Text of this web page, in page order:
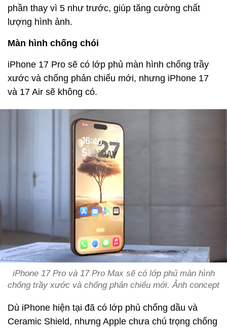
phần thay vì 5 như trước, giúp tăng cường chất
lượng hình ảnh.
Màn hình chống chói
iPhone 17 Pro sẽ có lớp phủ màn hình chống trầy
xước và chống phản chiếu mới, nhưng iPhone 17
và 17 Air sẽ không có.
iPhone 17 Pro và 17 Pro Max sẽ có lớp phủ màn hình
chống trầy xước và chống phản chiếu mới. Ảnh concept
Dù iPhone hiện tại đã có lớp phủ chống dầu và
Ceramic Shield, nhưng Apple chưa chú trọng chống